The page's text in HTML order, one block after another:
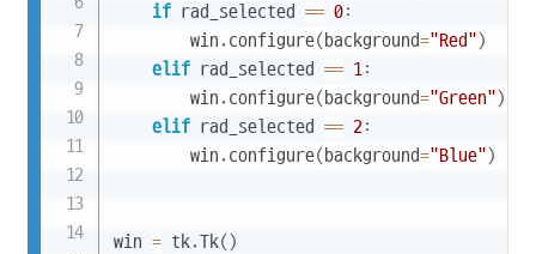
if rad_selected == 0:
        win
. configure(background="Red")
elif rad_selected == 1:
        win
. configure(background="Green")
elif rad_selected == 2:
        win
. configure(background="Blue")
win = tk.Tk()